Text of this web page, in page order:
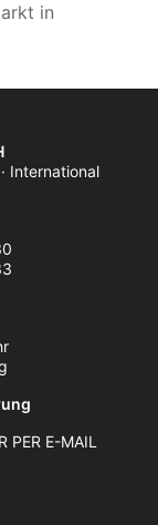
in
International
PER E-MAIL